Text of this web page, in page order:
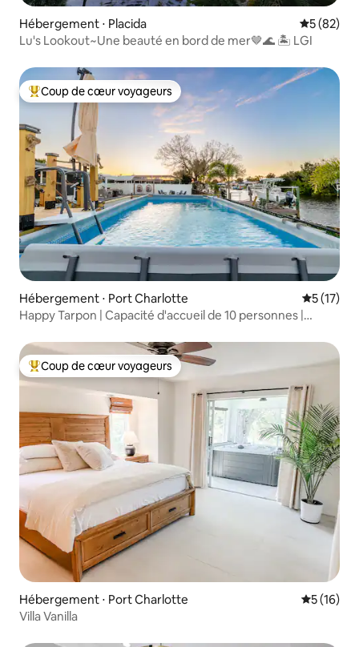
Hébergement ⋅ Placida
5 (82)
Lu's Lookout~Une beauté en bord de mer🤎🌊 🏝 LGI
Coups de cœur voyageurs les plus appréciés
Coup de cœur voyageurs
Hébergement ⋅ Port Charlotte
5 (17)
Happy Tarpon | Capacité d'accueil de 10 personnes |
Coups de cœur voyageurs les plus appréciés
Coup de cœur voyageurs
Hébergement ⋅ Port Charlotte
5 (16)
Villa Vanilla